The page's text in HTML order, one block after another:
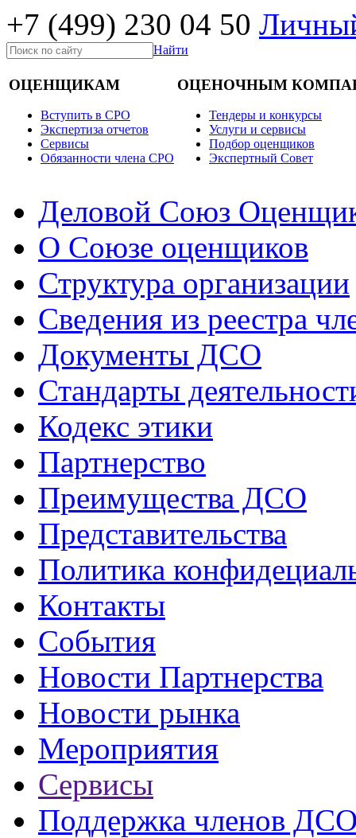
+7 (499) 230 04 50
Найти
ОЦЕНЩИКАМ
Вступить в СРО
Экспертиза отчетов
Cервисы
Обязанности члена СРО
ОЦЕНОЧНЫМ
Тендеры и конкурсы
Услуги и сервисы
Подбор оценщиков
Экспертный Совет
Деловой Союз
О Союзе оценщиков
Структура организации
Сведения из реестра
Документы ДСО
Стандарты
Кодекс этики
Партнерство
Преимущества ДСО
Представительства
Политика
Контакты
События
Новости Партнерства
Новости рынка
Мероприятия
Сервисы
Поддержка членов